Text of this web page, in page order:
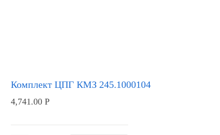
Комплект ЦПГ КМЗ 245.1000104
4,741.00Р